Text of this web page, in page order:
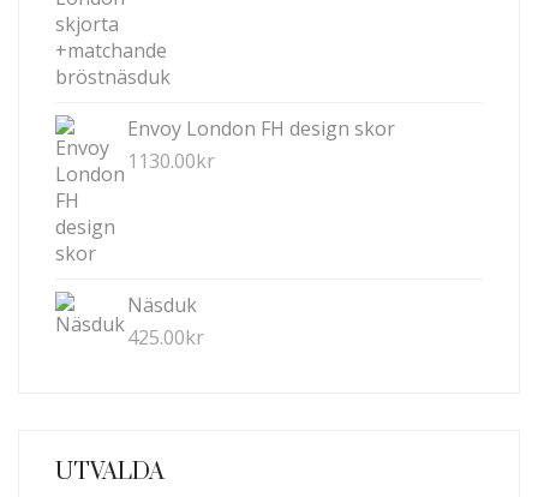
Envoy London FH design skor
1130.00kr
Näsduk
425.00kr
UTVALDA